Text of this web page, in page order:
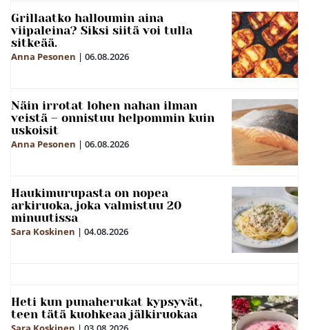
Grillaatko halloumin aina
viipaleina? Siksi siitä voi tulla
sitkeää.
Anna Pesonen | 06.08.2026
Näin irrotat lohen nahan ilman
veistä – onnistuu helpommin kuin
uskoisit
Anna Pesonen | 06.08.2026
Haukimurupasta on nopea
arkiruoka, joka valmistuu 20
minuutissa
Sara Koskinen | 04.08.2026
Heti kun punaherukat kypsyvät,
teen tätä kuohkeaa jälkiruokaa